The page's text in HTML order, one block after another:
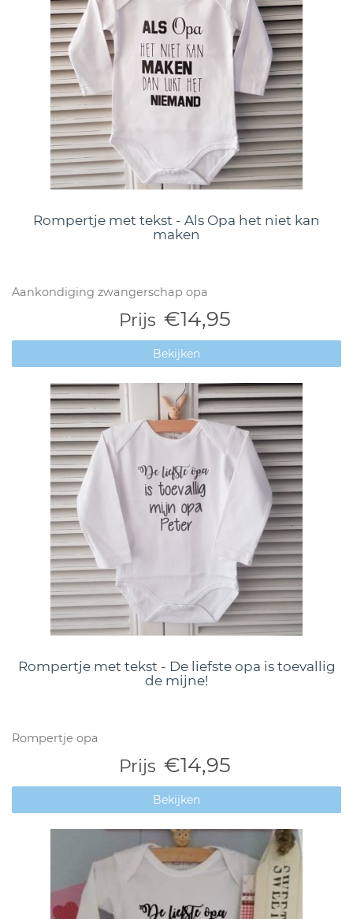
Rompertje met tekst - Als Opa het niet kan
maken
Aankondiging zwangerschap opa
Prijs €14,95
Bekijken
Rompertje met tekst - De liefste opa is toevallig
de mijne!
Rompertje opa
Prijs €14,95
Bekijken